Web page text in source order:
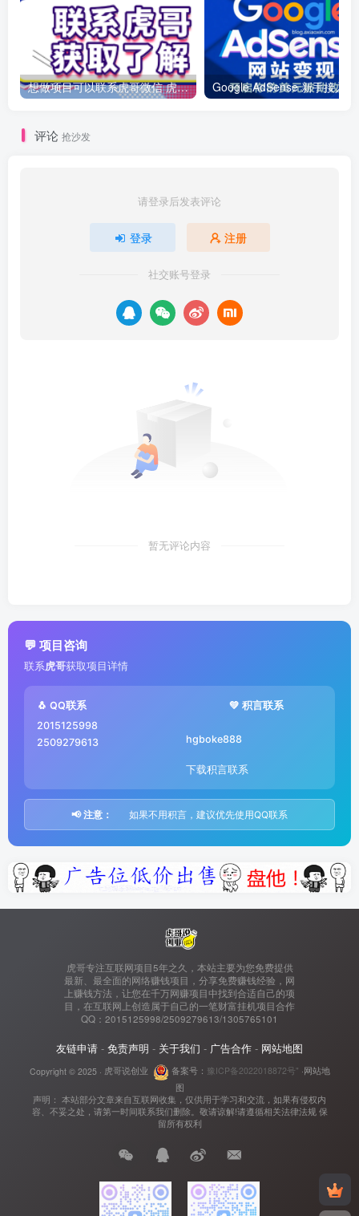
想做项目可以联系虎哥微信 虎哥一对一解答并且远程视频教学
评论 抢沙发
请登录后发表评论
登录 注册
社交账号登录
暂无评论内容
💬 项目咨询
联系 虎哥获取项目详情
🐧 QQ联系
2015125998
2509279613
💚 积言联系
hgboke888
下载积言联系
📢 注意： 如果不用积言，建议优先使用QQ联系
虎哥专注互联网项目5年之久，本站主要为您免费提供
最新、最全面的网络赚钱项目，分享免费赚钱经验，网
上赚钱方法，让您在千万网赚项目中找到合适自己的项
目，在互联网上创造属于自己的一笔财富挂机项目合作
QQ：2015125998/2509279613/1305765101
友链申请 - 免责声明 - 关于我们 - 广告合作 - 网站地图
Copyright © 2025 · 虎哥说创业 备案号： 豫ICP备2022018872号" ·网站地
图
声明： 本站部分文章来自互联网收集，仅供用于学习和交流，如果有侵权内
容、不妥之处，请第一时间联系我们删除。敬请谅解!请遵循相关法律法规 保
留所有权利